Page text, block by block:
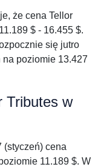
że cena Tellor
$ - 16.455 $.
się jutro
poziomie 13.427
Tributes w
(styczeń) cena
11.189 $. W